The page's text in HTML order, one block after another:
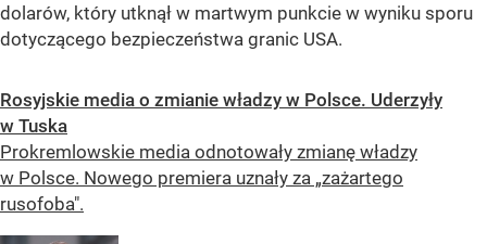
dolarów, który utknął w martwym punkcie w wyniku sporu
dotyczącego bezpieczeństwa granic USA.
Rosyjskie media o zmianie władzy w Polsce. Uderzyły
w Tuska
Prokremlowskie media odnotowały zmianę władzy
w Polsce. Nowego premiera uznały za „zażartego
rusofoba".